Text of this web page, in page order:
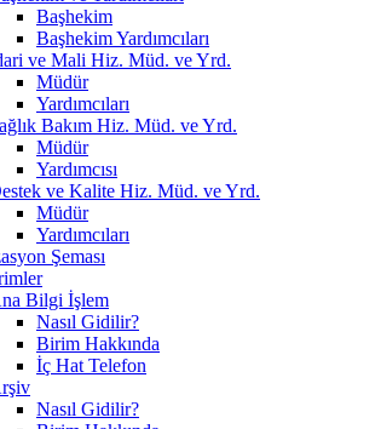
Başhekim
Başhekim Yardımcıları
ve Mali Hiz. Müd. ve Yrd.
Müdür
Yardımcıları
Bakım Hiz. Müd. ve Yrd.
Müdür
Yardımcısı
ve Kalite Hiz. Müd. ve Yrd.
Müdür
Yardımcıları
Şeması
Bilgi İşlem
Nasıl Gidilir?
Birim Hakkında
İç Hat Telefon
Nasıl Gidilir?